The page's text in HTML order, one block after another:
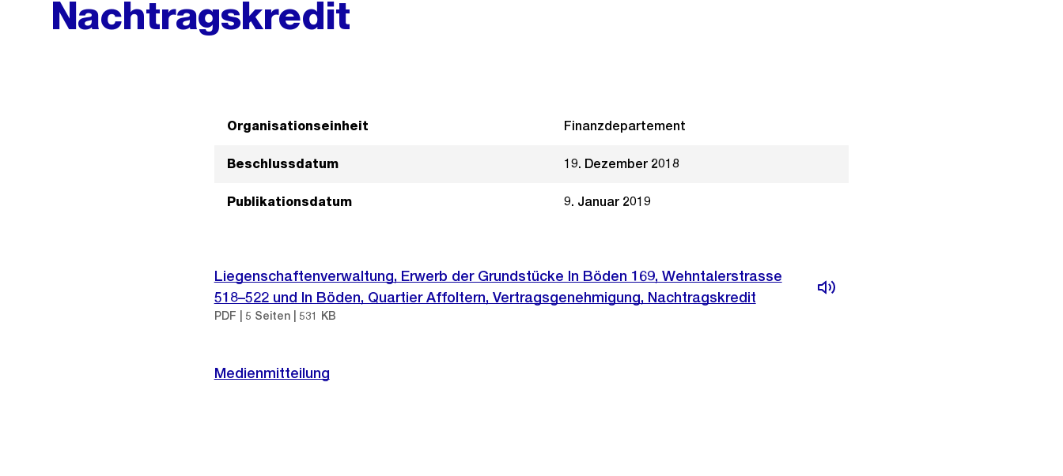
Nachtragskredit
Organisationseinheit Finanzdepartement
Beschlussdatum 19. Dezember 2018
Publikationsdatum 9. Januar 2019
Liegenschaftenverwaltung, Erwerb der Grundstücke In Böden 169, Wehntalerstrasse
518–522 und In Böden, Quartier Affoltern, Vertragsgenehmigung, Nachtragskredit
PDF | 5 Seiten | 531 KB
Medienmitteilung